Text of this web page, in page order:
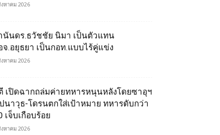
หาคม 2026
นันดร.ธวัชชัย นิมา เป็นตัวแทน
จ.อยุธยา เป็นกอท.แบบไร้คู่แข่ง
หาคม 2026
เปิดฉากถล่มค่ายทหารหนุนหลังโดยซาอุฯ
นาวุธ-โดรนตกใส่เป้าหมาย ทหารดับกว่า
เจ็บเกือบร้อย
หาคม 2026